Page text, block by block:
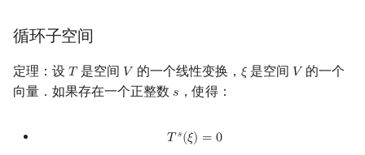
循环子空间
定理：设 𝑇
T 是空间 𝑉
V 的一个线性变换， 𝜉
ξ是空间 𝑉
V 的一个
向量．如果存在一个正整数 𝑠
s ，使得：
𝑇 𝑠(𝜉) = 0
Ts(ξ) =0